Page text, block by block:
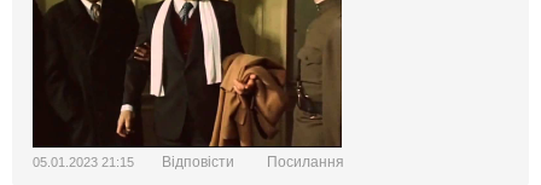
05.01.2023 21:15 Відповісти Посилання